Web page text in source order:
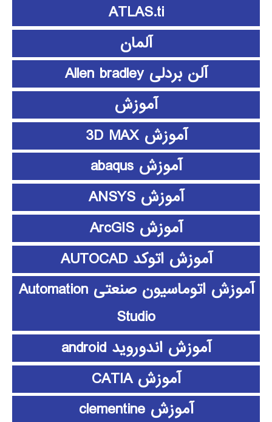
ATLAS.ti
آلمان
آلن بردلی Allen bradley
آموزش
آموزش 3D MAX
آموزش abaqus
آموزش ANSYS
آموزش ArcGIS
آموزش اتوکد AUTOCAD
آموزش اتوماسیون صنعتی Automation
Studio
آموزش اندوروید android
آموزش CATIA
آموزش clementine